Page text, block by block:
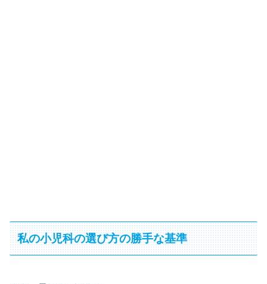
私の小児科の選び方の勝手な基準